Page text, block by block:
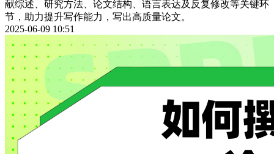
献综述、研究方法、论文结构、语言表达及反复修改等关键环
节，助力提升写作能力，写出高质量论文。
2025-06-09 10:51